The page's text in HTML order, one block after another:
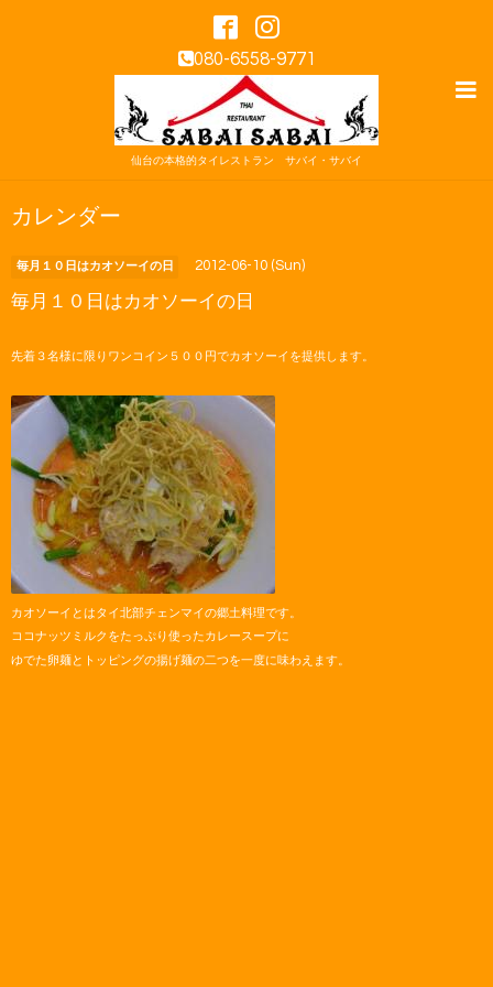
080-6558-9771
仙台の本格的タイレストラン サバイ・サバイ
カレンダー
毎月１０日はカオソーイの日 2012-06-10 (Sun)
毎月１０日はカオソーイの日
先着３名様に限りワンコイン５００円でカオソーイを提供します。
カオソーイとはタイ北部チェンマイの郷土料理です。
ココナッツミルクをたっぷり使ったカレースープに
ゆでた卵麺とトッピングの揚げ麺の二つを一度に味わえます。